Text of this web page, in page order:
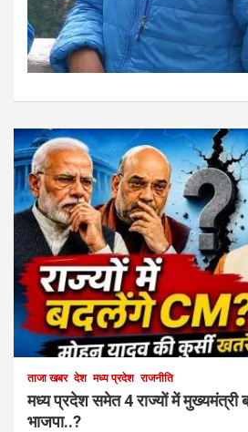
ताजा खबर देश मध्य प्रदेश राजनीति
मध्य प्रदेश समेत 4 राज्यों में मुख्यमंत्री
भाजपा..?